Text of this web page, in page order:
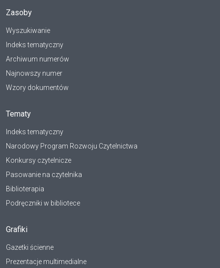
Zasoby
Wyszukiwanie
Indeks tematyczny
Archiwum numerów
Najnowszy numer
Wzory dokumentów
Tematy
Indeks tematyczny
Narodowy Program Rozwoju Czytelnictwa
Konkursy czytelnicze
Pasowanie na czytelnika
Biblioterapia
Podręczniki w bibliotece
Grafiki
Gazetki ścienne
Prezentacje multimedialne